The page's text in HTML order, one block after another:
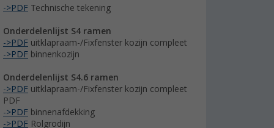
->PDF Technische tekening
Onderdelenlijst S4 ramen
->PDF uitklapraam-/Fixfenster kozijn compleet
->PDF binnenkozijn
Onderdelenlijst S4.6 ramen
->PDF uitklapraam-/Fixfenster kozijn compleet
PDF
->PDF binnenafdekking
->PDF Rolgrodijn